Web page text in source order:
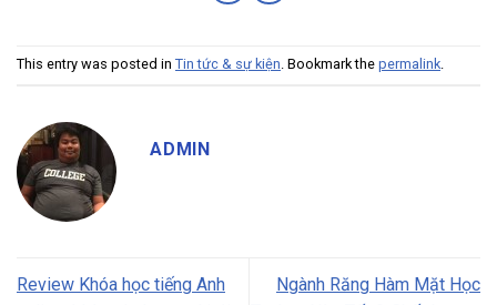
This entry was posted in Tin tức & sự kiện. Bookmark the permalink.
ADMIN
Review Khóa học tiếng Anh
Ngành Răng Hàm Mặt Học